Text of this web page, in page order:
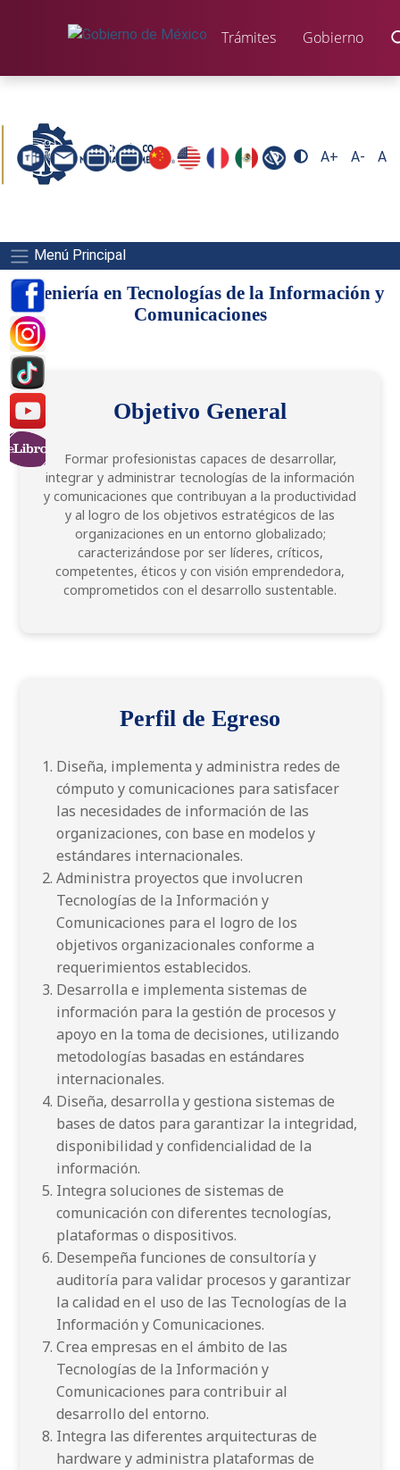
Trámites Gobierno
A+ A- A
Menú Principal
Ingeniería en Tecnologías de la Información y
Comunicaciones
Objetivo General
Formar profesionistas capaces de desarrollar,
integrar y administrar tecnologías de la información
y comunicaciones que contribuyan a la productividad
y al logro de los objetivos estratégicos de las
organizaciones en un entorno globalizado;
caracterizándose por ser líderes, críticos,
competentes, éticos y con visión emprendedora,
comprometidos con el desarrollo sustentable.
Perfil de Egreso
Diseña, implementa y administra redes de
cómputo y comunicaciones para satisfacer
las necesidades de información de las
organizaciones, con base en modelos y
estándares internacionales.
Administra proyectos que involucren
Tecnologías de la Información y
Comunicaciones para el logro de los
objetivos organizacionales conforme a
requerimientos establecidos.
Desarrolla e implementa sistemas de
información para la gestión de procesos y
apoyo en la toma de decisiones, utilizando
metodologías basadas en estándares
internacionales.
Diseña, desarrolla y gestiona sistemas de
bases de datos para garantizar la integridad,
disponibilidad y confidencialidad de la
información.
Integra soluciones de sistemas de
comunicación con diferentes tecnologías,
plataformas o dispositivos.
Desempeña funciones de consultoría y
auditoría para validar procesos y garantizar
la calidad en el uso de las Tecnologías de la
Información y Comunicaciones.
Crea empresas en el ámbito de las
Tecnologías de la Información y
Comunicaciones para contribuir al
desarrollo del entorno.
Integra las diferentes arquitecturas de
hardware y administra plataformas de